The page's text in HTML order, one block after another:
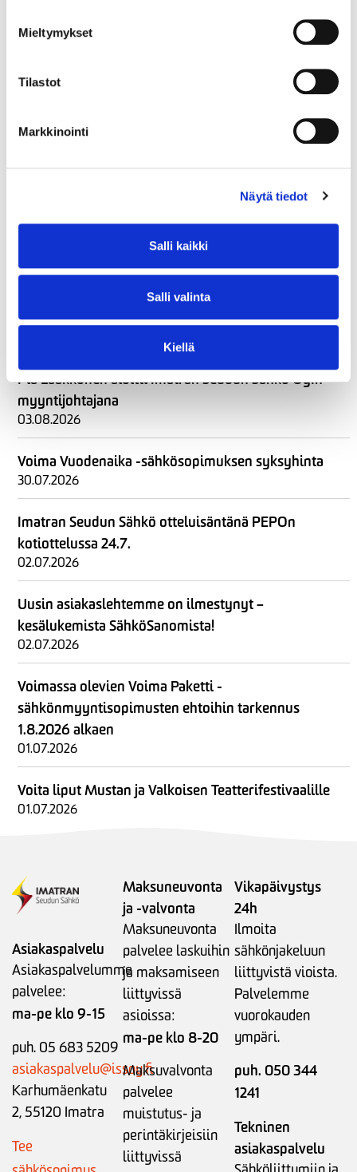
Mieltymykset
Tilastot
Markkinointi
Näytä tiedot
Salli kaikki
Salli valinta
Kiellä
myyntipäällikkö
myyntineuvottelija
susanna.ovaska@issoy.fi
Jaa somessa
Uusimmat uutiset ja tiedotteet
Pia Laakkonen aloitti Imatran Seudun Sähkö Oy:n
myyntijohtajana
03.08.2026
Voima Vuodenaika -sähkösopimuksen syksyhinta
30.07.2026
Imatran Seudun Sähkö otteluisäntänä PEPOn
kotiottelussa 24.7.
02.07.2026
Uusin asiakaslehtemme on ilmestynyt –
kesälukemista SähköSanomista!
02.07.2026
Voimassa olevien Voima Paketti -
sähkönmyyntisopimusten ehtoihin tarkennus
1.8.2026 alkaen
01.07.2026
Voita liput Mustan ja Valkoisen Teatterifestivaalille
01.07.2026
Asiakaspalvelu
Asiakaspalvelumme
palvelee:
ma-pe klo 9-15
puh. 05 683 5209
asiakaspalvelu@issoy.fi
Karhumäenkatu
2, 55120 Imatra
Tee
Maksuneuvonta
ja -valvonta
Maksuneuvonta
palvelee laskuihin
ja maksamiseen
liittyvissä
asioissa:
ma-pe klo 8-20
Maksuvalvonta
palvelee
muistutus- ja
perintäkirjeisiin
liittyvissä
Vikapäivystys
24h
Ilmoita
sähkönjakeluun
liittyvistä vioista.
Palvelemme
vuorokauden
ympäri.
puh. 050 344
1241
Tekninen
asiakaspalvelu